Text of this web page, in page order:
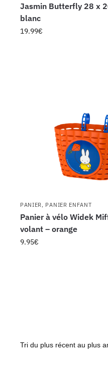
Jasmin Butterfly 28 x
blanc
19.99€
PANIER, PANIER ENFANT
Panier à vélo Widek
volant – orange
9.95€